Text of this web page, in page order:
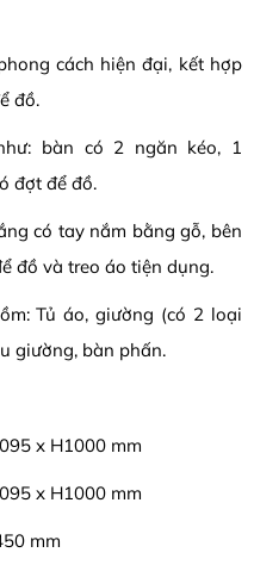
cách hiện đại, kết hợp
đồ.
bàn có 2 ngăn kéo, 1
đợt để đồ.
có tay nắm bằng gỗ, bên
đồ và treo áo tiện dụng.
Tủ áo, giường (có 2 loại
giường, bàn phấn.
x H1000 mm
x H1000 mm
mm